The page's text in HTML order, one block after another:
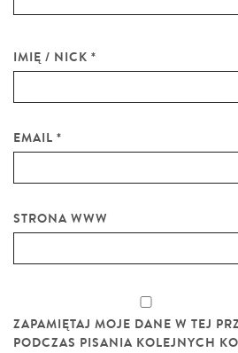
IMIĘ / NICK *
EMAIL *
STRONA WWW
ZAPAMIĘTAJ MOJE DANE W TEJ
PODCZAS PISANIA KOLEJNYCH